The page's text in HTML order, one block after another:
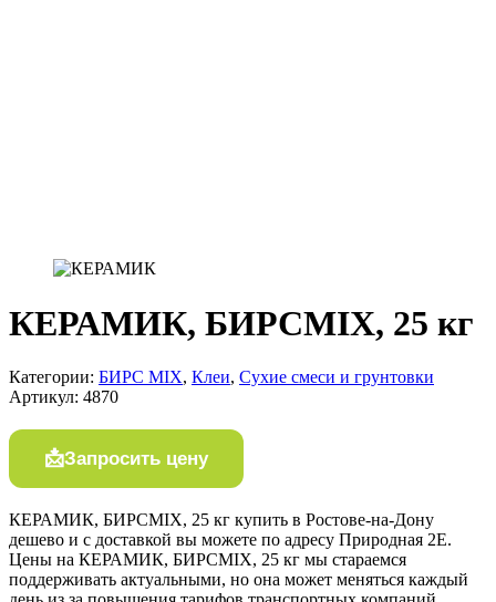
КЕРАМИК, БИРСMIX, 25 кг
Категории: БИРС MIX, Клеи, Сухие смеси и грунтовки
Артикул: 4870
Запросить цену
КЕРАМИК, БИРСMIX, 25 кг купить в Ростове-на-Дону
дешево и с доставкой вы можете по адресу Природная 2Е.
Цены на КЕРАМИК, БИРСMIX, 25 кг мы стараемся
поддерживать актуальными, но она может меняться каждый